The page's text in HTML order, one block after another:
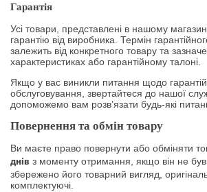
Гарантія
Усі товари, представлені в нашому
гарантію від виробника. Термін
залежить від конкретного товару та
характеристиках або гарантійному талоні.
Якщо у вас виникли питання щодо
обслуговування, звертайтеся до нашої
допоможемо вам розв’язати будь-які
Повернення та обмін товару
Ви маєте право повернути або обміняти
днів з моменту отримання, якщо він не був
збережено його товарний вигляд,
комплектуючі.